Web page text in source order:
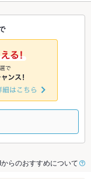
9/2 9/3
らのおすすめについて